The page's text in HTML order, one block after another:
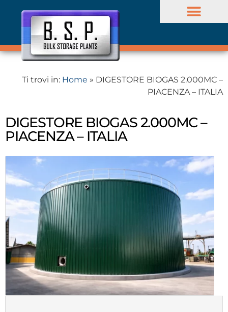
Ti trovi in: Home » DIGESTORE BIOGAS 2.000MC –
PIACENZA – ITALIA
DIGESTORE BIOGAS 2.000MC –
PIACENZA – ITALIA